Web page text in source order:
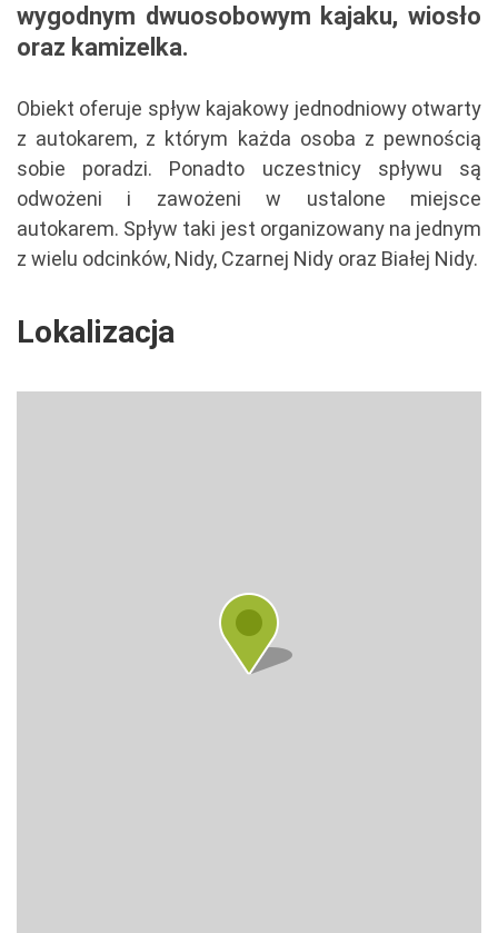
wygodnym dwuosobowym kajaku, wiosło
oraz kamizelka.
Obiekt oferuje spływ kajakowy jednodniowy otwarty
z autokarem, z którym każda osoba z pewnością
sobie poradzi. Ponadto uczestnicy spływu są
odwożeni i zawożeni w ustalone miejsce
autokarem. Spływ taki jest organizowany na jednym
z wielu odcinków, Nidy, Czarnej Nidy oraz Białej Nidy.
Lokalizacja